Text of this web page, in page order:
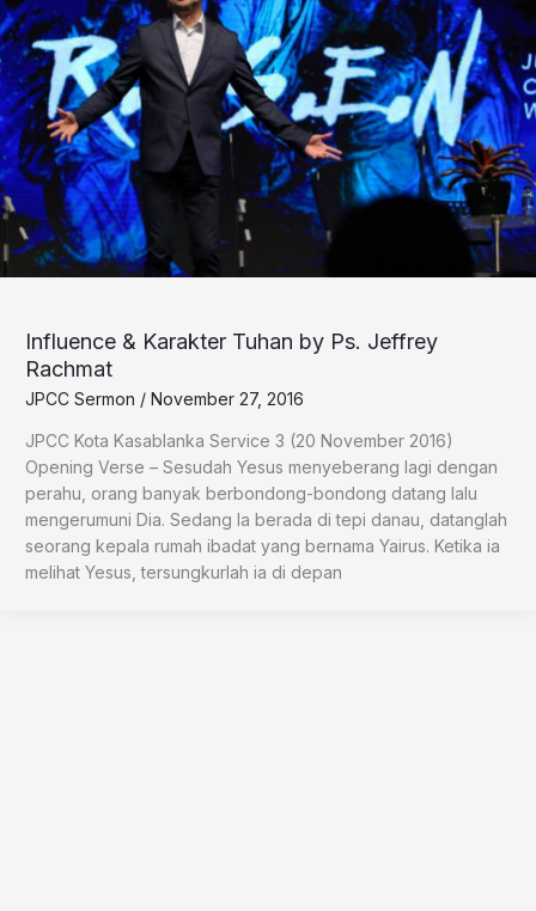
Influence & Karakter Tuhan by Ps. Jeffrey
Rachmat
JPCC Sermon / November 27, 2016
JPCC Kota Kasablanka Service 3 (20 November 2016)
Opening Verse – Sesudah Yesus menyeberang lagi dengan
perahu, orang banyak berbondong-bondong datang lalu
mengerumuni Dia. Sedang Ia berada di tepi danau, datanglah
seorang kepala rumah ibadat yang bernama Yairus. Ketika ia
melihat Yesus, tersungkurlah ia di depan